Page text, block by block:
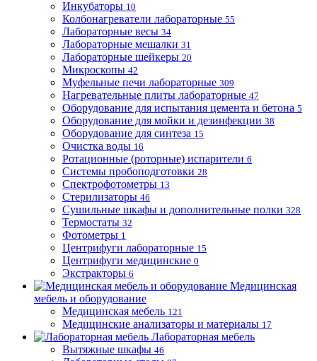
Инкубаторы 10
Колбонагреватели лабораторные 55
Лабораторные весы 34
Лабораторные мешалки 31
Лабораторные шейкеры 20
Микроскопы 42
Муфельные печи лабораторные 309
Нагревательные плиты лабораторные 47
Оборудование для испытания цемента и бетона 5
Оборудование для мойки и дезинфекции 38
Оборудование для синтеза 15
Очистка воды 16
Ротационные (роторные) испарители 6
Системы пробоподготовки 28
Спектрофотометры 13
Стерилизаторы 46
Сушильные шкафы и дополнительные полки 328
Термостаты 32
Фотометры 1
Центрифуги лабораторные 15
Центрифуги медицинские 0
Экстракторы 6
Медицинская
мебель и оборудование
Медицинская мебель 121
Медицинские анализаторы и материалы 17
Лабораторная мебель
Вытяжные шкафы 46